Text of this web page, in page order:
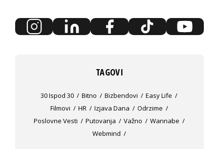
TAGOVI
30 Ispod 30 Bitno Bizbendovi
Easy Life
Filmovi
HR Izjava Dana
Odrzime
Poslovne Vesti
Putovanja Važno
Wannabe
Webmind